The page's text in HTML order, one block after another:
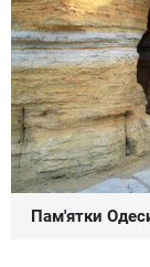
Пам'ятки